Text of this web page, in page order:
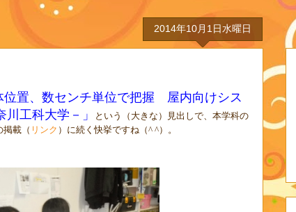
2014年10月1日水曜日
位置、数センチ単位で把握 屋内向けシス
工科大学－」
という（大きな）見出しで、本学科の
掲載（ リンク ）に続く快挙ですね（^ ^）。